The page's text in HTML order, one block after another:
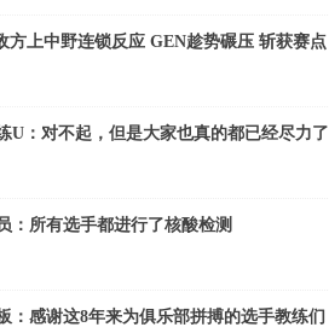
方上中野连锁反应 GEN趁势碾压 斩获赛点
U：对不起，但是大家也真的都已经尽力了
：所有选手都进行了核酸检测
：感谢这8年来为俱乐部拼搏的选手教练们